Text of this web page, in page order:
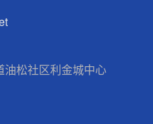
松社区利金城中心